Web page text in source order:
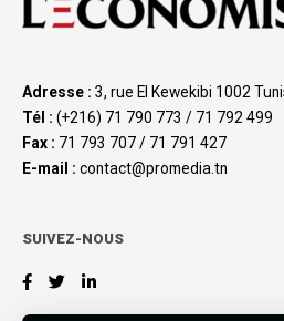
Adresse : 3, rue El Kewekibi 1002
Tél : (+216) 71 790 773 / 71 792 499
Fax : 71 793 707 / 71 791 427
E-mail : contact@promedia.tn
SUIVEZ-NOUS